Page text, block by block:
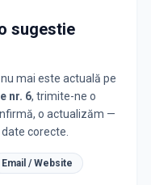
sugestie
mai este actuală pe
nr. 6, trimite-ne o
o actualizăm —
corecte.
Email / Website